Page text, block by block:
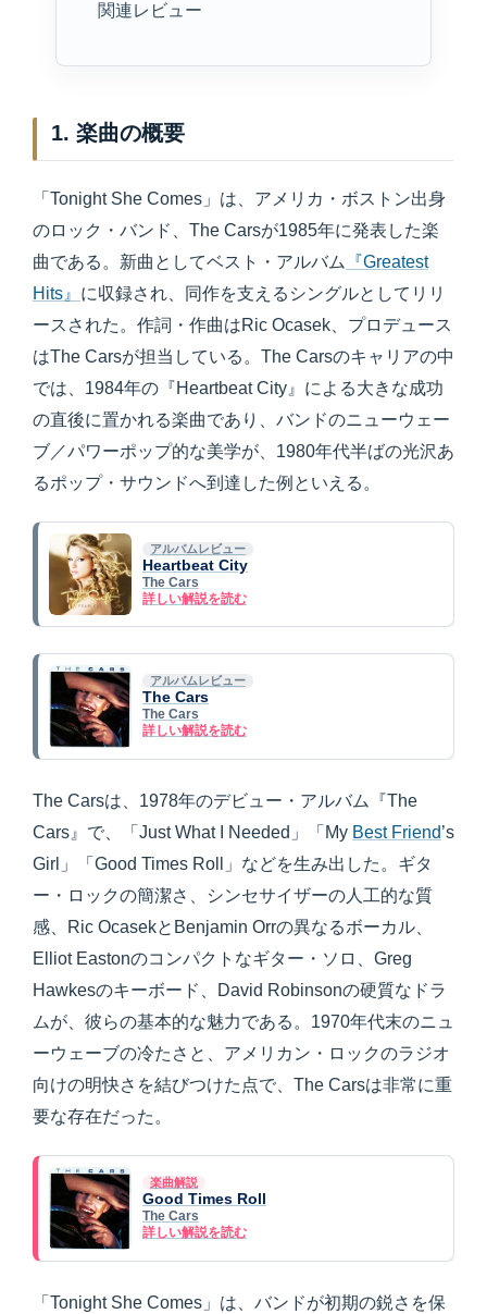
関連レビュー
1. 楽曲の概要
「Tonight She Comes」は、アメリカ・ボストン出身
のロック・バンド、The Carsが1985年に発表した楽
曲である。新曲としてベスト・アルバム
『Greatest
Hits』 に収録され、同作を支えるシングルとしてリリ
ースされた。作詞・作曲はRic Ocasek、プロデュース
はThe Carsが担当している。The Carsのキャリアの中
では、1984年の『Heartbeat City』による大きな成功
の直後に置かれる楽曲であり、バンドのニューウェー
ブ／パワーポップ的な美学が、1980年代半ばの光沢あ
るポップ・サウンドへ到達した例といえる。
アルバムレビュー
Heartbeat City
The Cars
詳しい解説を読む
アルバムレビュー
The Cars
The Cars
詳しい解説を読む
The Carsは、1978年のデビュー・アルバム『The
Cars』で、「Just What I Needed」「My Best Friend’s
Girl」「Good Times Roll」などを生み出した。ギタ
ー・ロックの簡潔さ、シンセサイザーの人工的な質
感、Ric OcasekとBenjamin Orrの異なるボーカル、
Elliot Eastonのコンパクトなギター・ソロ、Greg
Hawkesのキーボード、David Robinsonの硬質なドラ
ムが、彼らの基本的な魅力である。1970年代末のニュ
ーウェーブの冷たさと、アメリカン・ロックのラジオ
向けの明快さを結びつけた点で、The Carsは非常に重
要な存在だった。
楽曲解説
Good Times Roll
The Cars
詳しい解説を読む
「Tonight She Comes」は、バンドが初期の鋭さを保